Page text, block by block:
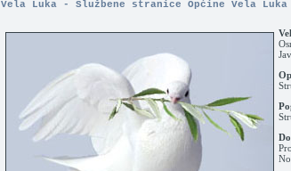
Vela Luka - Službene stranice Općine Vela Luka